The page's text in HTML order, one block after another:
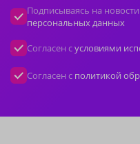
Подписываясь на
персональных данных
Согласен сусловиями
Согласен с политикой